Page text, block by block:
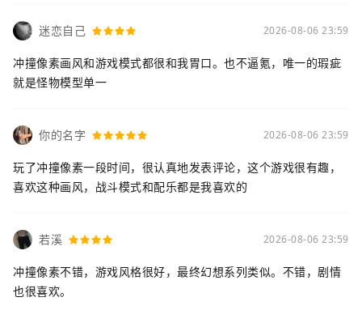
迷恋自己 2026-08-06 23:59
冲撞像素画风和游戏模式都很和我胃口。也不逼氪，唯一的瑕疵
就是怪物模型单一
你的名字 2026-08-06 23:59
玩了冲撞像素一段时间，很认真地发表评论，这个游戏很有趣，
喜欢这种画风，战斗模式和配乐都是我喜欢的
若溪 2026-08-06 23:59
冲撞像素不错，游戏风格很好，最终幻想系列类似。不错，剧情
也很喜欢。